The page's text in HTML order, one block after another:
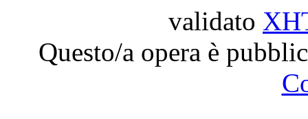
validato
Questo/a opera è